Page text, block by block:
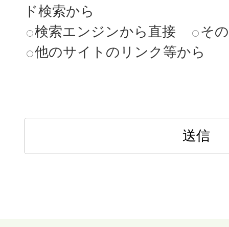
ド検索から
検索エンジンから直接
そ
他のサイトのリンク等から